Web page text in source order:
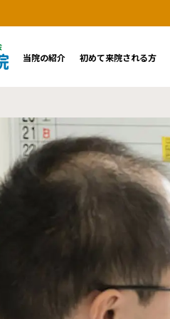
当院の紹介 初めて来院される方